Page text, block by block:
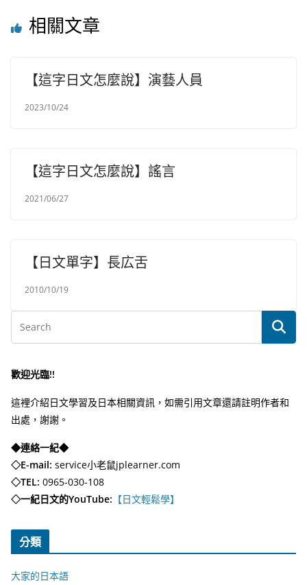
相關文章
【這字日文怎麼說】演藝人員
2023/10/24
【這字日文怎麼說】謠言
2021/06/27
【日文單字】長広舌
2010/10/19
歡迎光臨!!
這裡介紹日文學習及日本相關資訊，如需引用文章還請註明作者和
出處，謝謝。
◆連絡一紀◆
◇E-mail: service小老鼠jplearner.com
◇TEL: 0965-030-108
◇一紀日文的YouTube: 【日文輕鬆學】
分類
大家的日本語